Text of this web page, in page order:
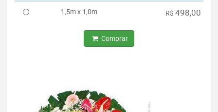
1,5m x 1,0m R$ 498,00
Comprar